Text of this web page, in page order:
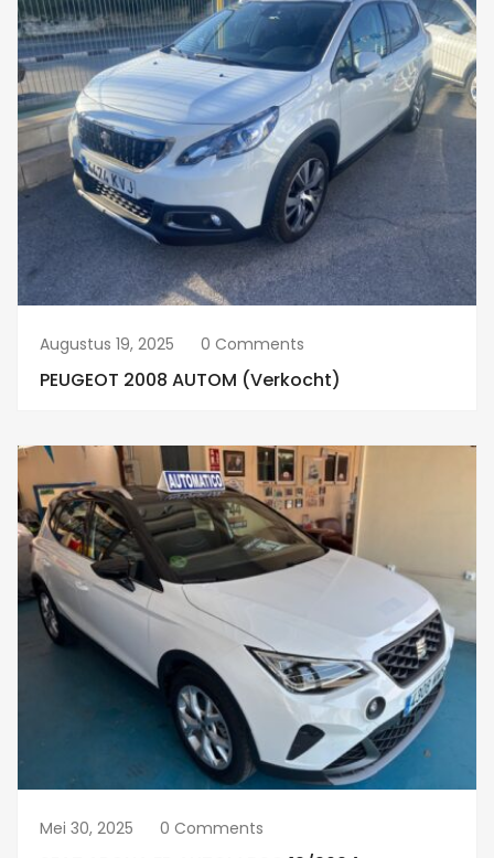
Augustus 19, 2025 0 Comments
PEUGEOT 2008 AUTOM (verkocht)
Mei 30, 2025 0 Comments